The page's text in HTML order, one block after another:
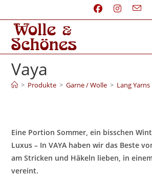
Vaya
> Produkte > Garne / Wolle > Lang Yarns
Eine Portion Sommer, ein bisschen
Luxus – In VAYA haben wir das Beste
am Stricken und Häkeln lieben, in
vereint.